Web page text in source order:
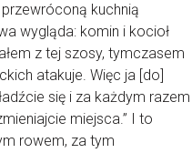
kuchnią
wygląda: komin i kocioł
z tej szosy, tymczasem
atakuje. Więc ja [do]
się i za każdym razem
miejsca.” I to
rowem, za tym